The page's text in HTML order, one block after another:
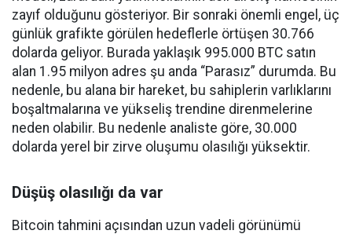
zayıf olduğunu gösteriyor. Bir sonraki önemli engel, üç
günlük grafikte görülen hedeflerle örtüşen 30.766
dolarda geliyor. Burada yaklaşık 995.000 BTC satın
alan 1.95 milyon adres şu anda “Parasız” durumda. Bu
nedenle, bu alana bir hareket, bu sahiplerin varlıklarını
boşaltmalarına ve yükseliş trendine direnmelerine
neden olabilir. Bu nedenle analiste göre, 30.000
dolarda yerel bir zirve oluşumu olasılığı yüksektir.
Düşüş olasılığı da var
Bitcoin tahmini açısından uzun vadeli görünümü